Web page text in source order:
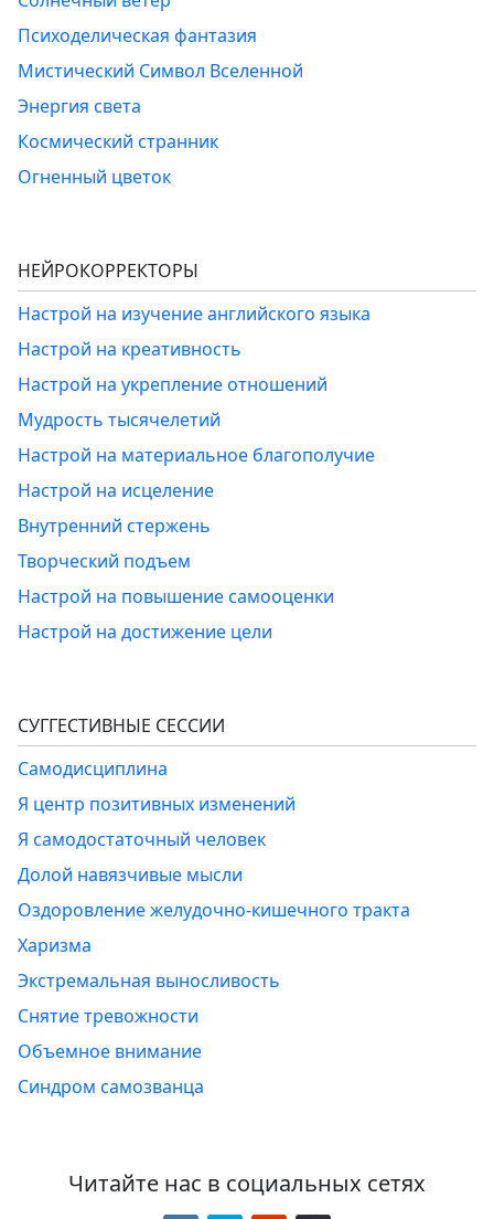
Психоделическая фантазия
Мистический Символ Вселенной
Энергия света
Космический странник
Огненный цветок
НЕЙРОКОРРЕКТОРЫ
Настрой на изучение английского языка
Настрой на креативность
Настрой на укрепление отношений
Мудрость тысячелетий
Настрой на материальное благополучие
Настрой на исцеление
Внутренний стержень
Творческий подъем
Настрой на повышение самооценки
Настрой на достижение цели
СУГГЕСТИВНЫЕ СЕССИИ
Самодисциплина
Я центр позитивных изменений
Я самодостаточный человек
Долой навязчивые мысли
Оздоровление желудочно-кишечного тракта
Харизма
Экстремальная выносливость
Снятие тревожности
Объемное внимание
Синдром самозванца
Читайте нас в социальных сетях